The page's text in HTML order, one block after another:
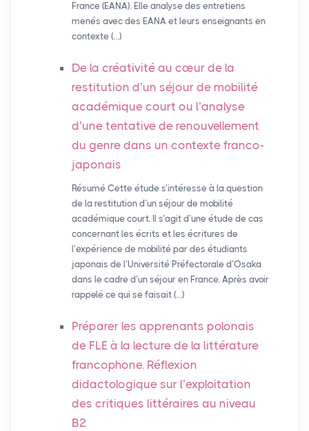
France (EANA). Elle analyse des entretiens
menés avec des EANA et leurs enseignants en
contexte (…)
De la créativité au cœur de la
restitution d’un séjour de mobilité
académique court ou l’analyse
d’une tentative de renouvellement
du genre dans un contexte franco-
japonais
Résumé Cette étude s’intéresse à la question
de la restitution d’un séjour de mobilité
académique court. Il s’agit d’une étude de cas
concernant les écrits et les écritures de
l’expérience de mobilité par des étudiants
japonais de l’Université Préfectorale d’Osaka
dans le cadre d’un séjour en France. Après avoir
rappelé ce qui se faisait (…)
Préparer les apprenants polonais
de FLE à la lecture de la littérature
francophone. Réflexion
didactologique sur l’exploitation
des critiques littéraires au niveau
B2